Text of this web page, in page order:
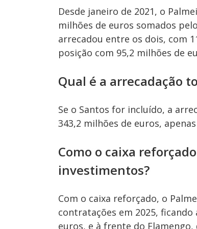
Desde janeiro de 2021, o
milhões de euros somados
arrecadou entre os dois, com
posição com 95,2 milhões de
Qual é a arrecadação
Se o Santos for incluído, a
343,2 milhões de euros,
Como o caixa
investimentos?
Com o caixa reforçado, o
contratações em 2025,
euros, e à frente do